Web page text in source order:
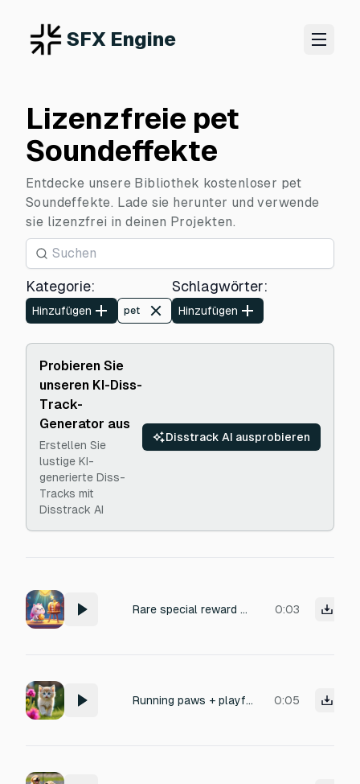
SFX Engine
Lizenzfreie pet
Soundeffekte
Entdecke unsere Bibliothek kostenloser pet
Soundeffekte. Lade sie herunter und verwende
sie lizenzfrei in deinen Projekten.
Kategorie:
Hinzufügen pet
Schlagwörter:
Hinzufügen
Probieren Sie
unseren KI-Diss-
Track-
Generator aus
Erstellen Sie
lustige KI-
generierte Diss-
Tracks mit
Disstrack AI
Disstrack AI ausprobieren
Rare special reward unlock sound, cute magical mobile game style, shimmering bells, soft crystal sparkle, tiny star burst, warm whoosh, satisfying gift pop, charming pet game atmosphere, no vocals, no heavy drums, clean and polished, 2.5 seconds. 0:03
Running paws + playful meows. 0:05